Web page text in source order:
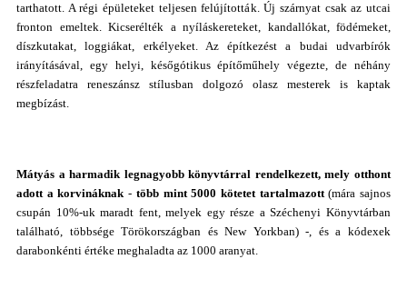
tarthatott. A régi épületeket teljesen felújították. Új szárnyat csak az utcai
fronton emeltek. Kicserélték a nyíláskereteket, kandallókat, födémeket,
díszkutakat, loggiákat, erkélyeket. Az építkezést a budai udvarbírók
irányításával, egy helyi, későgótikus építőműhely végezte, de néhány
részfeladatra reneszánsz stílusban dolgozó olasz mesterek is kaptak
megbízást.
Mátyás a harmadik legnagyobb könyvtárral rendelkezett, mely otthont
adott a korvináknak- több mint 5000 kötetet tartalmazott(mára sajnos
csupán 10%-uk maradt fent, melyek egy része a Széchenyi Könyvtárban
található, többsége Törökországban és New Yorkban) -, és a kódexek
darabonkénti értéke meghaladta az 1000 aranyat.